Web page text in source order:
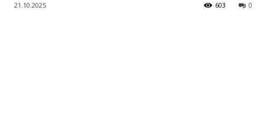
21.10.2025 0
603